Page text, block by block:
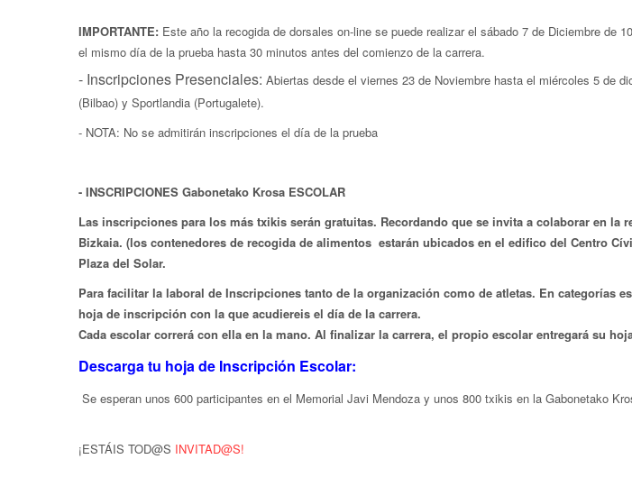
IMPORTANTE: Este año la recogida de dorsales on-line se puede realizar el sábado 7 de Diciembre de
el mismo día de la prueba hasta 30 minutos antes del comienzo de la carrera.
- Inscripciones Presenciales: Abiertas desde el viernes 23 de Noviembre hasta el miércoles 5 de
(Bilbao) y Sportlandia (Portugalete).
- NOTA: No se admitirán inscripciones el día de la prueba
- INSCRIPCIONES Gabonetako Krosa ESCOLAR
Las inscripciones para los más txikis serán gratuitas. Recordando que se invita a colaborar en la
Bizkaia. (los contenedores de recogida de alimentos estarán ubicados en el edifico del Centro
Plaza del Solar.
Para facilitar la laboral de Inscripciones tanto de la organización como de atletas. En categorías
hoja de inscripción con la que acudiereis el día de la carrera.
Cada escolar correrá con ella en la mano. Al finalizar la carrera, el propio escolar entregará su
Descarga tu hoja de Inscripción Escolar:
Se esperan unos 600 participantes en el Memorial Javi Mendoza y unos 800 txikis en la Gabonetako
¡ESTÁIS TOD@S INVITAD@S!